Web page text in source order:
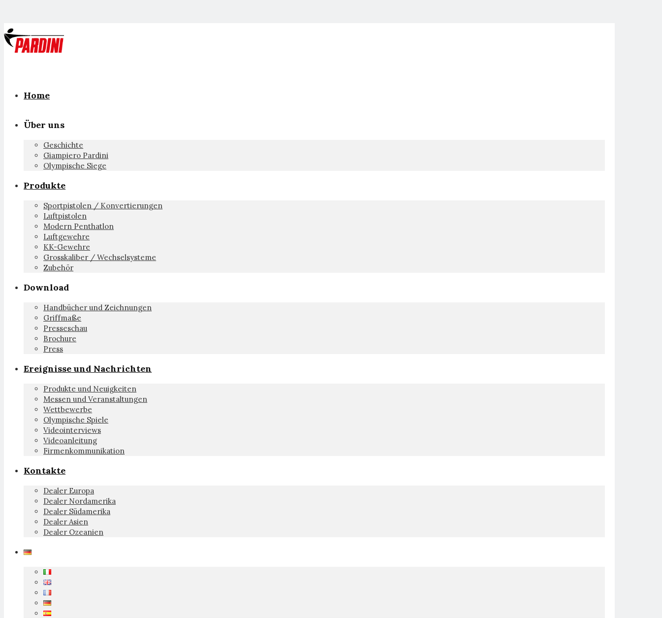
Home
Über uns
Geschichte
Giampiero Pardini
Olympische Siege
Produkte
Sportpistolen / Konvertierungen
Luftpistolen
Modern Penthatlon
Luftgewehre
KK-Gewehre
Grosskaliber / Wechselsysteme
Zubehör
Download
Handbücher und Zeichnungen
Griffmaße
Presseschau
Brochure
Press
Ereignisse und Nachrichten
Produkte und Neuigkeiten
Messen und Veranstaltungen
Wettbewerbe
Olympische Spiele
Videointerviews
Videoanleitung
Firmenkommunikation
Kontakte
Dealer Europa
Dealer Nordamerika
Dealer Südamerika
Dealer Asien
Dealer Ozeanien